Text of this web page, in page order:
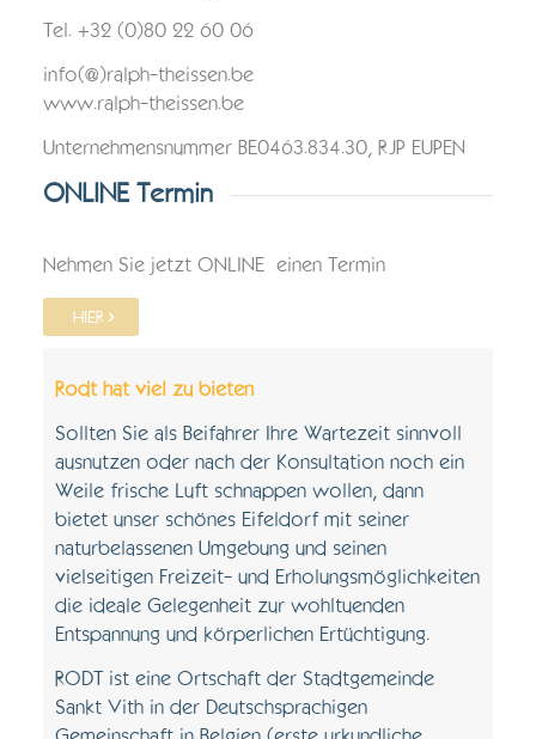
Tel. +32 (0)80 22 60 06
info(@)ralph-theissen.be
www.ralph-theissen.be
Unternehmensnummer BE0463.834.30, RJP EUPEN
ONLINE Termin
Nehmen Sie jetzt ONLINE einen Termin
HIER
Rodt hat viel zu bieten
Sollten Sie als Beifahrer Ihre Wartezeit sinnvoll
ausnutzen oder nach der Konsultation noch ein
Weile frische Luft schnappen wollen, dann
bietet unser schönes Eifeldorf mit seiner
naturbelassenen Umgebung und seinen
vielseitigen Freizeit- und Erholungsmöglichkeiten
die ideale Gelegenheit zur wohltuenden
Entspannung und körperlichen Ertüchtigung.
RODT ist eine Ortschaft der Stadtgemeinde
Sankt Vith in der Deutschsprachigen